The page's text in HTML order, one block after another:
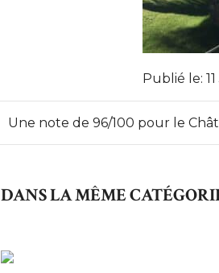
Publié le:
Une note de 96/100 pour le
DANS LA MÊME